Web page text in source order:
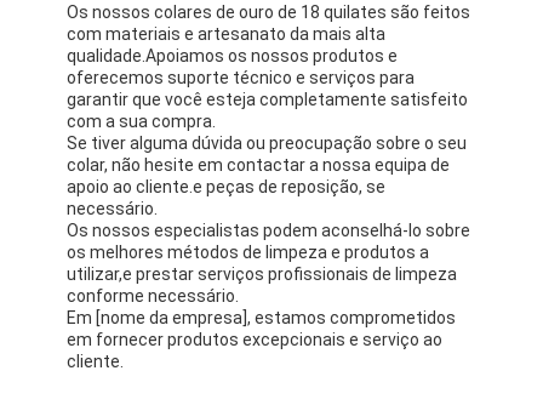
Os nossos colares de ouro de 18 quilates são feitos
com materiais e artesanato da mais alta
qualidade.Apoiamos os nossos produtos e
oferecemos suporte técnico e serviços para
garantir que você esteja completamente satisfeito
com a sua compra.
Se tiver alguma dúvida ou preocupação sobre o seu
colar, não hesite em contactar a nossa equipa de
apoio ao cliente.e peças de reposição, se
necessário.
Os nossos especialistas podem aconselhá-lo sobre
os melhores métodos de limpeza e produtos a
utilizar,e prestar serviços profissionais de limpeza
conforme necessário.
Em [nome da empresa], estamos comprometidos
em fornecer produtos excepcionais e serviço ao
cliente.